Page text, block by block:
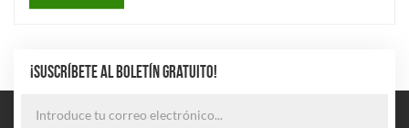
¡SUSCRÍBETE AL BOLETÍN GRATUITO!